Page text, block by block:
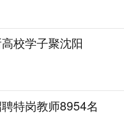
校学子聚沈阳
特岗教师8954名